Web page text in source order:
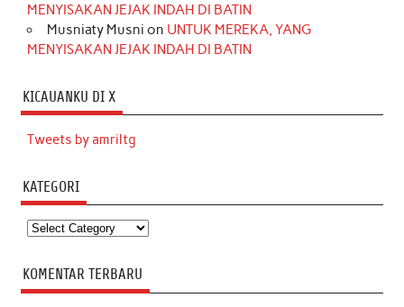
MENYISAKAN JEJAK INDAH DI BATIN
Musniaty Musni on UNTUK MEREKA, YANG
MENYISAKAN JEJAK INDAH DI BATIN
KICAUANKU DI X
Tweets by amriltg
KATEGORI
Kategori
KOMENTAR TERBARU